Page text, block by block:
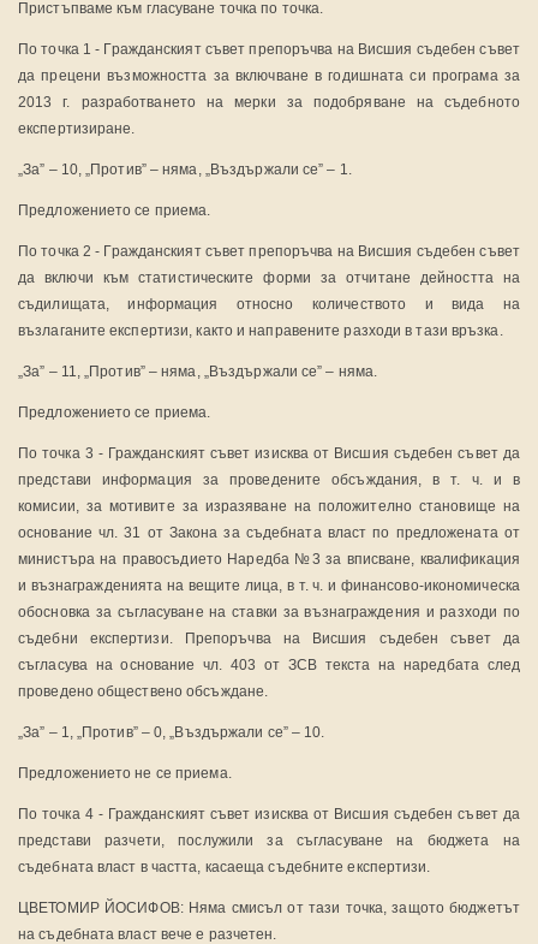
Пристъпваме към гласуване точка по точка.
По точка 1 - Гражданският съвет препоръчва на Висшия съдебен съвет
да прецени възможността за включване в годишната си програма за
2013 г. разработването на мерки за подобряване на съдебното
експертизиране.
„За” – 10, „Против” – няма, „Въздържали се” – 1.
Предложението се приема.
По точка 2 - Гражданският съвет препоръчва на Висшия съдебен съвет
да включи към статистическите форми за отчитане дейността на
съдилищата, информация относно количеството и вида на
възлаганите експертизи, както и направените разходи в тази връзка.
„За” – 11, „Против” – няма, „Въздържали се” – няма.
Предложението се приема.
По точка 3 - Гражданският съвет изисква от Висшия съдебен съвет да
представи информация за проведените обсъждания, в т. ч. и в
комисии, за мотивите за изразяване на положително становище на
основание чл. 31 от Закона за съдебната власт по предложената от
министъра на правосъдието Наредба №3 за вписване, квалификация
и възнагражденията на вещите лица, в т. ч. и финансово-икономическа
обосновка за съгласуване на ставки за възнаграждения и разходи по
съдебни експертизи. Препоръчва на Висшия съдебен съвет да
съгласува на основание чл. 403 от ЗСВ текста на наредбата след
проведено обществено обсъждане.
„За” – 1, „Против” – 0, „Въздържали се” – 10.
Предложението не се приема.
По точка 4 - Гражданският съвет изисква от Висшия съдебен съвет да
представи разчети, послужили за съгласуване на бюджета на
съдебната власт в частта, касаеща съдебните експертизи.
ЦВЕТОМИР ЙОСИФОВ: Няма смисъл от тази точка, защото бюджетът
на съдебната власт вече е разчетен.